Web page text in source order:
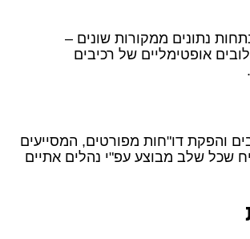
נתונים ממקורות שונים –
אופטימליים של רכיבים
והפקת דו"חות מפורטים, המסייעים
שכל שלב מבוצע עפ"י נהלים אתיים